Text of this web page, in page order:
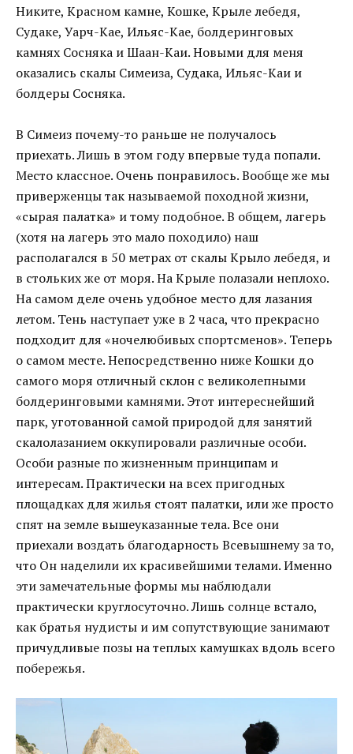
Никите, Красном камне, Кошке, Крыле лебедя,
Судаке, Уарч-Кае, Ильяс-Кае, болдеринговых
камнях Сосняка и Шаан-Каи. Новыми для меня
оказались скалы Симеиза, Судака, Ильяс-Каи и
болдеры Сосняка.
В Симеиз почему-то раньше не получалось
приехать. Лишь в этом году впервые туда попали.
Место классное. Очень понравилось. Вообще же мы
приверженцы так называемой походной жизни,
«сырая палатка» и тому подобное. В общем, лагерь
(хотя на лагерь это мало походило) наш
располагался в 50 метрах от скалы Крыло лебедя, и
в стольких же от моря. На Крыле полазали неплохо.
На самом деле очень удобное место для лазания
летом. Тень наступает уже в 2 часа, что прекрасно
подходит для «ночелюбивых спортсменов». Теперь
о самом месте. Непосредственно ниже Кошки до
самого моря отличный склон с великолепными
болдеринговыми камнями. Этот интереснейший
парк, уготованной самой природой для занятий
скалолазанием оккупировали различные особи.
Особи разные по жизненным принципам и
интересам. Практически на всех пригодных
площадках для жилья стоят палатки, или же просто
спят на земле вышеуказанные тела. Все они
приехали воздать благодарность Всевышнему за то,
что Он наделили их красивейшими телами. Именно
эти замечательные формы мы наблюдали
практически круглосуточно. Лишь солнце встало,
как братья нудисты и им сопутствующие занимают
причудливые позы на теплых камушках вдоль всего
побережья.